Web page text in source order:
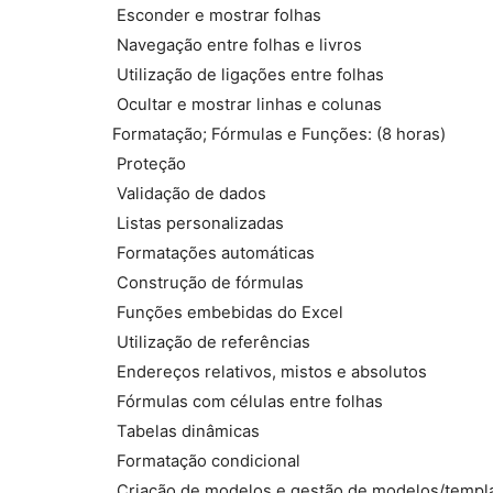
 Esconder e mostrar folhas
 Navegação entre folhas e livros
 Utilização de ligações entre folhas
 Ocultar e mostrar linhas e colunas
Formatação; Fórmulas e Funções: (8 horas)
 Proteção
 Validação de dados
 Listas personalizadas
 Formatações automáticas
 Construção de fórmulas
 Funções embebidas do Excel
 Utilização de referências
 Endereços relativos, mistos e absolutos
 Fórmulas com células entre folhas
 Tabelas dinâmicas
 Formatação condicional